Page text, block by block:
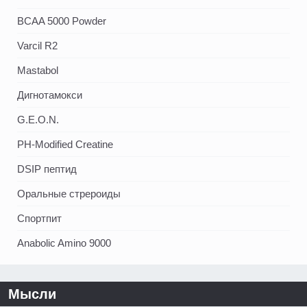
BCAA 5000 Powder
Varcil R2
Mastabol
Дигнотамокси
G.E.O.N.
PH-Modified Creatine
DSIP пептид
Оральные стрероиды
Спортпит
Anabolic Amino 9000
Мысли